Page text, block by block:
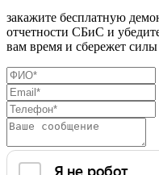
закажите бесплатную
отчетности СБиС и
вам время и сбережет